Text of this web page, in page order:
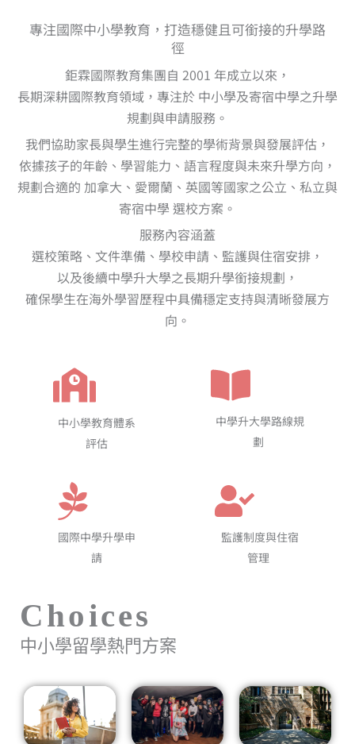
專注國際中小學教育，打造穩健且可銜接的升學路
徑
鉅霖國際教育集團自 2001 年成立以來，
長期深耕國際教育領域，專注於 中小學及寄宿中學之升學
規劃與申請服務。
我們協助家長與學生進行完整的學術背景與發展評估，
依據孩子的年齡、學習能力、語言程度與未來升學方向，
規劃合適的 加拿大、愛爾蘭、英國等國家之公立、私立與
寄宿中學 選校方案。
服務內容涵蓋
選校策略、文件準備、學校申請、監護與住宿安排，
以及後續中學升大學之長期升學銜接規劃，
確保學生在海外學習歷程中具備穩定支持與清晰發展方
向。
中小學教育體系
評估
中學升大學路線規
劃
國際中學升學申
請
監護制度與住宿
管理
Choices
中小學留學熱門方案